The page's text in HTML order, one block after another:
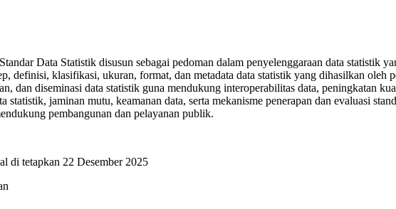
Data Statistik disusun sebagai pedoman dalam penyelenggaraan data statistik
definisi, klasifikasi, ukuran, format, dan metadata data statistik yang dihasilkan oleh
dan diseminasi data statistik guna mendukung interoperabilitas data, peningkatan
statistik, jaminan mutu, keamanan data, serta mekanisme penerapan dan evaluasi
pembangunan dan pelayanan publik.
di tetapkan 22 Desember 2025